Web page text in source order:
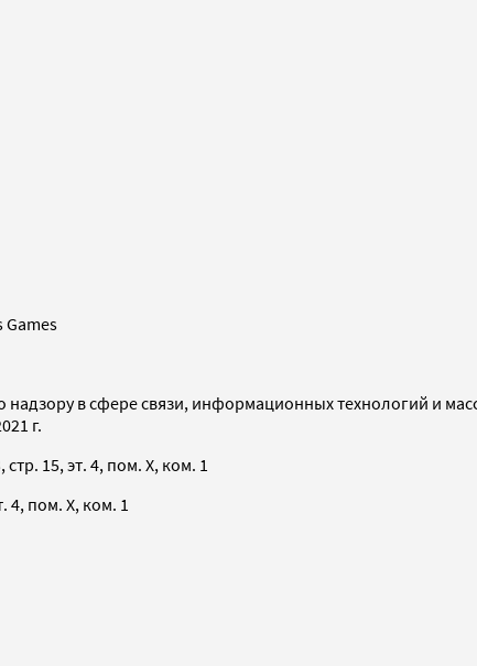
Games
в сфере связи, информационных технологий и
г.
15, эт. 4, пом. X, ком. 1
4, пом. X, ком. 1